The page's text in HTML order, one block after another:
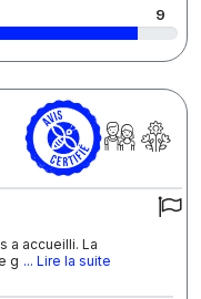
9
a accueilli. La
g ... Lire la suite